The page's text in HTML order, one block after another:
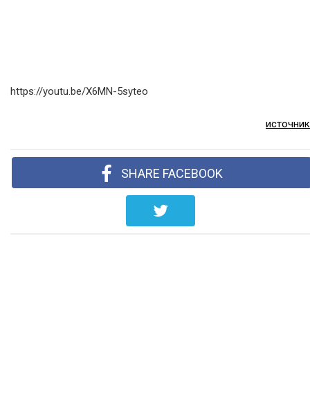
https://youtu.be/X6MN-5syteo
источник
SHARE FACEBOOK